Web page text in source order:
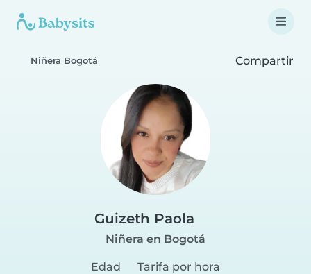
Niñera Bogotá Compartir
Guizeth Paola
Niñera en Bogotá
Edad
Tarifa por hora